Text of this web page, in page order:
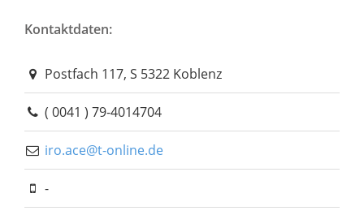
Kontaktdaten:
Postfach 117, S 5322 Koblenz
( 0041 ) 79-4014704
iro.ace@t-online.de
-